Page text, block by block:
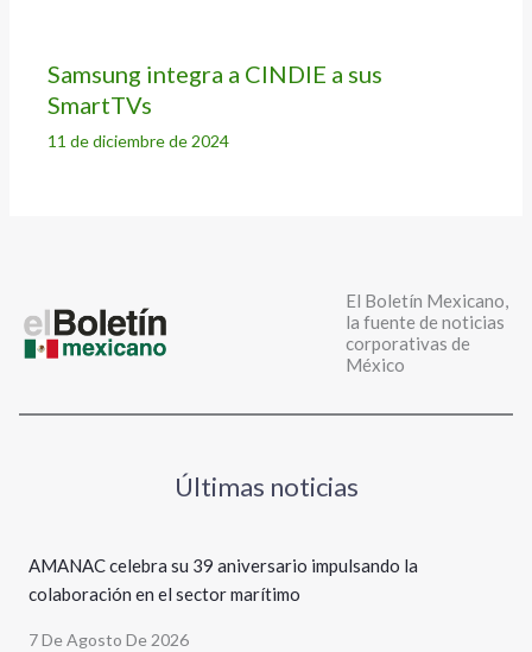
Samsung integra a CINDIE a sus
SmartTVs
11 de diciembre de 2024
El Boletín Mexicano,
la fuente de noticias
corporativas de
México
Últimas noticias
AMANAC celebra su 39 aniversario impulsando la
colaboración en el sector marítimo
7 De Agosto De 2026